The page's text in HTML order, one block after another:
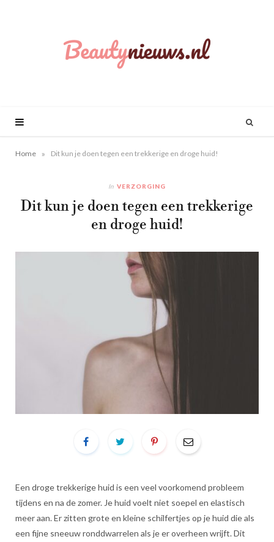
Home » Dit kun je doen tegen een trekkerige en droge huid!
In VERZORGING
Dit kun je doen tegen een trekkerige
en droge huid!
Een droge trekkerige huid is een veel voorkomend probleem
tijdens en na de zomer. Je huid voelt niet soepel en elastisch
meer aan. Er zitten grote en kleine schilfertjes op je huid die als
een fijne sneeuw ronddwarrelen als je er overheen wrijft. Dit